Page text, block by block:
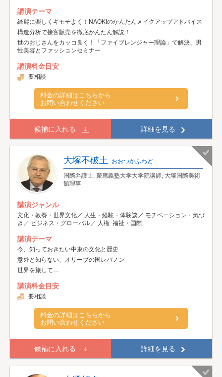
講演テーマ
綺麗に楽しくキモチよく！NAOKIのかんたんメイクアップアドバイス
構造分析で接客販売を徹底かんたん解説！
世のおじさんをカッコ良く！「ファイブレンジャー理論」で解決、男
性美容とファッションセミナー
講演料金目安
要相談
料金の詳細はこちらから
お問い合わせください
候補に入れる 詳細を見る
大塚不破土 おおつかふわど
国際弁護士, 慶應義塾大学大学院講師, 大塚国際美術
館理事
講演ジャンル
文化・教養・世界文化／ 人生・経験・体験談／ モチベーション・気づ
き／ ビジネス・グローバル／ 人権･福祉・国際
講演テーマ
今、知っておきたい中東の文化と歴史
意外と知らない、オリーブの国レバノン
世界を旅して…
講演料金目安
要相談
料金の詳細はこちらから
お問い合わせください
候補に入れる 詳細を見る